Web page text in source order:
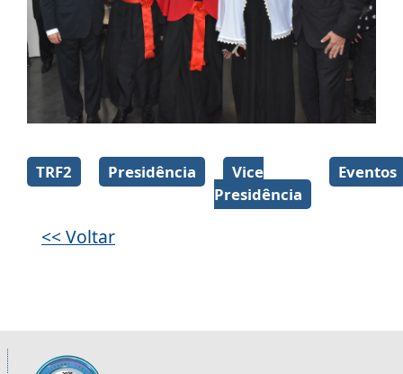
Galeria de imagens
TRF2
Presidência
Vice
Presidência
Eventos
<< Voltar
Informações úteis sobre os órgãos da 2ª
Imagem